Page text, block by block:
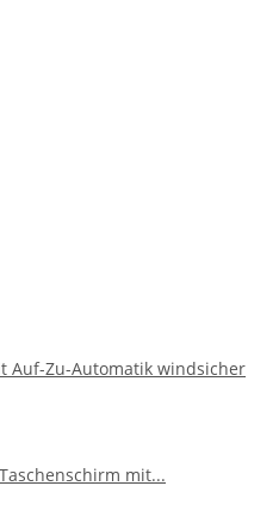
Auf-Zu-Automatik windsicher